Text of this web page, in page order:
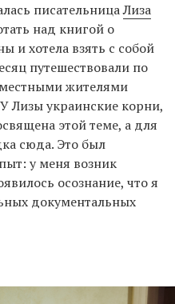
писательницаЛиза
над книгой о
и хотела взять с собой
путешествовали по
жителями
Лизы украинские корни,
этой теме, а для
сюда. Это был
у меня возник
осознание, что я
документальных